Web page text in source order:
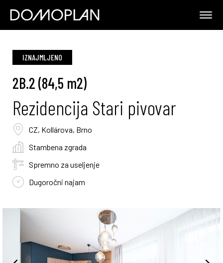
IZNAJMLJENO
2B.2 (84,5 m2)
Rezidencija Stari pivovar
CZ, Kollárova, Brno
Stambena zgrada
Spremno za useljenje
Dugoročni najam